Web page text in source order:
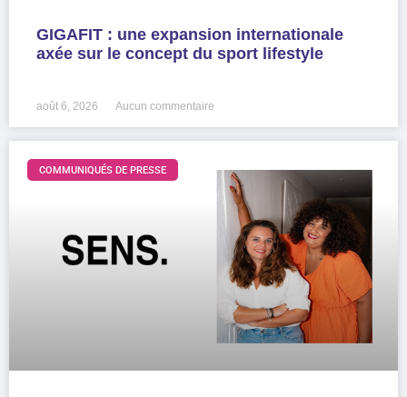
GIGAFIT : une expansion internationale
axée sur le concept du sport lifestyle
août 6, 2026 Aucun commentaire
COMMUNIQUÉS DE PRESSE